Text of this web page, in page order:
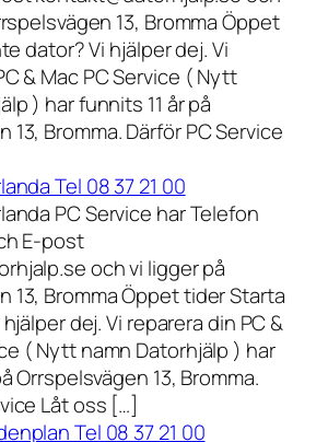
13, Bromma Öppet
dator? Vi hjälper dej. Vi
& Mac PC Service ( Nytt
) har funnits 11 år på
13, Bromma. Därför PC Service
Tel 08 37 21 00
PC Service har Telefon
E-post
och vi ligger på
13, Bromma Öppet tider Starta
dej. Vi reparera din PC &
( Nytt namn Datorhjälp ) har
Orrspelsvägen 13, Bromma.
Låt oss […]
Tel 08 37 21 00